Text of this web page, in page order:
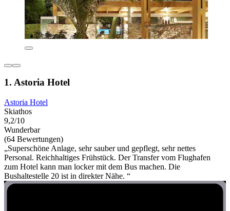
1. Astoria Hotel
Astoria Hotel
Skiathos
9,2/10
Wunderbar
(64 Bewertungen)
„Superschöne Anlage, sehr sauber und gepflegt, sehr nettes
Personal. Reichhaltiges Frühstück. Der Transfer vom Flughafen
zum Hotel kann man locker mit dem Bus machen. Die
Bushaltestelle 20 ist in direkter Nähe. “